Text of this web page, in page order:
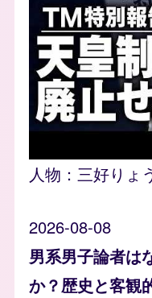
人物： 三好りょ
2026-08-08
男系男子論者は
か？歴史と客観